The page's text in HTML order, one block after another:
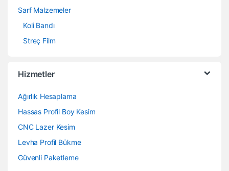
Sarf Malzemeler
Koli Bandı
Streç Film
Hizmetler
Ağırlık Hesaplama
Hassas Profil Boy Kesim
CNC Lazer Kesim
Levha Profil Bükme
Güvenli Paketleme